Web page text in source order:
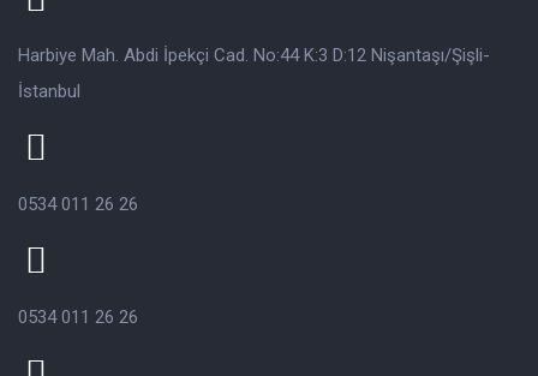
Harbiye Mah. Abdi İpekçi Cad. No:44 K:3 D:12 Nişantaşı/Şişli-
İstanbul
0534 011 26 26
0534 011 26 26